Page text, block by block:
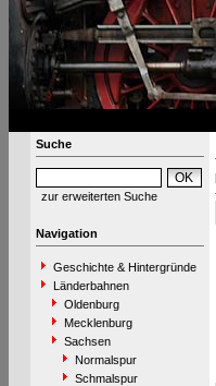
Suche
zur erweiterten Suche
Navigation
Geschichte & Hintergründe
Länderbahnen
Oldenburg
Mecklenburg
Sachsen
Normalspur
Schmalspur